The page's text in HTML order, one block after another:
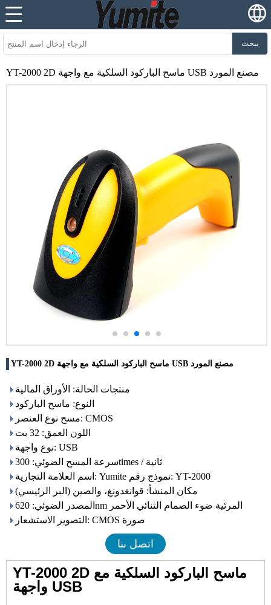
يبحث
YT-2000 2D ماسح الباركود السلكية مع واجهة USB مصنع المورد
YT-2000 2D ماسح الباركود السلكية مع واجهة USB مصنع المورد
منتجات الحالة: الأوراق المالية
النوع: ماسح الباركود
مسح نوع العنصر: CMOS
اللون العمق: 32 بت
نوع واجهة: USB
سرعة المسح الضوئي: 300times / ثانية
اسم العلامة التجارية: Yumite نموذج رقم: YT-2000
مكان المنشأ: قوانغدونغ، والصين (البر الرئيسي)
المصدر الضوئي: 620nm المرئية ضوء الصمام الثنائي الأحمر
التصوير الاستشعار: CMOS صورة
اتصل بنا
YT-2000 2D ماسح الباركود السلكية مع
واجهة USB